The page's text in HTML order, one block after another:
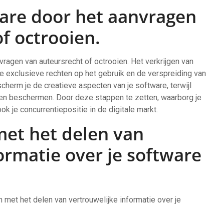
door het aanvragen
octrooien.
van auteursrecht of octrooien. Het verkrijgen van
rechten op het gebruik en de verspreiding van
je de creatieve aspecten van je software, terwijl
beschermen. Door deze stappen te zetten, waarborg je
je concurrentiepositie in de digitale markt.
het delen van
over je software
het delen van vertrouwelijke informatie over je